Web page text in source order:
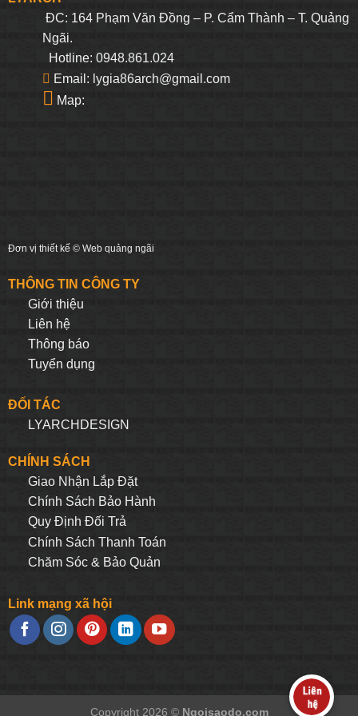
ĐC: 164 Phạm Văn Đồng – P. Cẩm Thành – T. Quảng
Ngãi.
Hotline: 0948.861.024
Email: lygia86arch@gmail.com
Map:
Đơn vị thiết kế © Web quảng ngãi
THÔNG TIN CÔNG TY
Giới thiệu
Liên hệ
Thông báo
Tuyển dụng
ĐỐI TÁC
LYARCHDESIGN
CHÍNH SÁCH
Giao Nhận Lắp Đặt
Chính Sách Bảo Hành
Quy Định Đối Trả
Chính Sách Thanh Toán
Chăm Sóc & Bảo Quản
Link mạng xã hội
Copyright 2026 © Ngoisaodo.com